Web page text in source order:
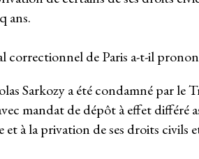
ans.
correctionnel de Paris a-t-il
Sarkozy a été condamné par
mandat de dépôt à effet différé
et à la privation de ses droits civils